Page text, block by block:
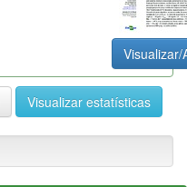
Visualizar/
Visualizar estatísticas